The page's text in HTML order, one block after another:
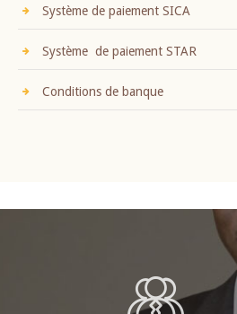
Système de paiement SICA
Système de paiement STAR
Conditions de banque